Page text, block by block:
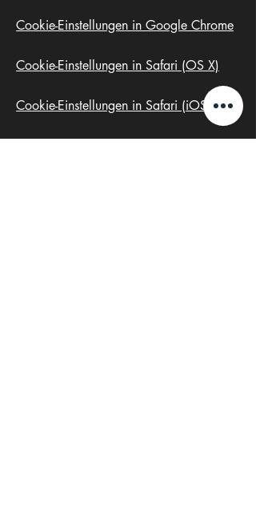
Cookie-Einstellungen in Google Chrome
Cookie-Einstellungen in Safari (OS X)
Cookie-Einstellungen in Safari (iOS)